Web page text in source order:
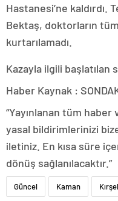
Hastanesi’ne kaldırdı.
Bektaş, doktorların
kurtarılamadı.
Kazayla ilgili
Haber Kaynak :
“Yayınlanan tüm
yasal bildirimlerinizi
iletiniz. En kısa süre
dönüş sağlanılacaktır.”
Güncel Kaman